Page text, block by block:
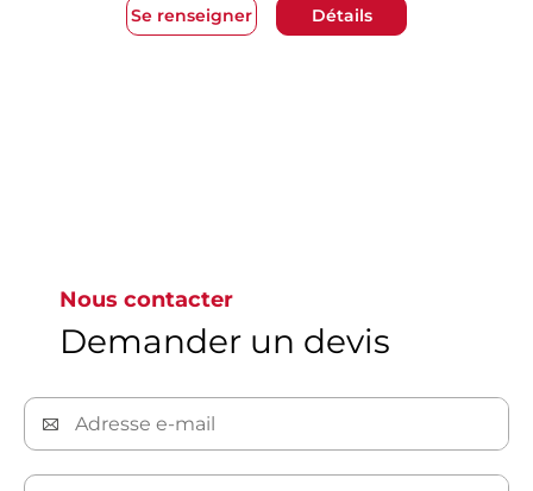
Se renseigner Détails
Nous contacter
Demander un devis